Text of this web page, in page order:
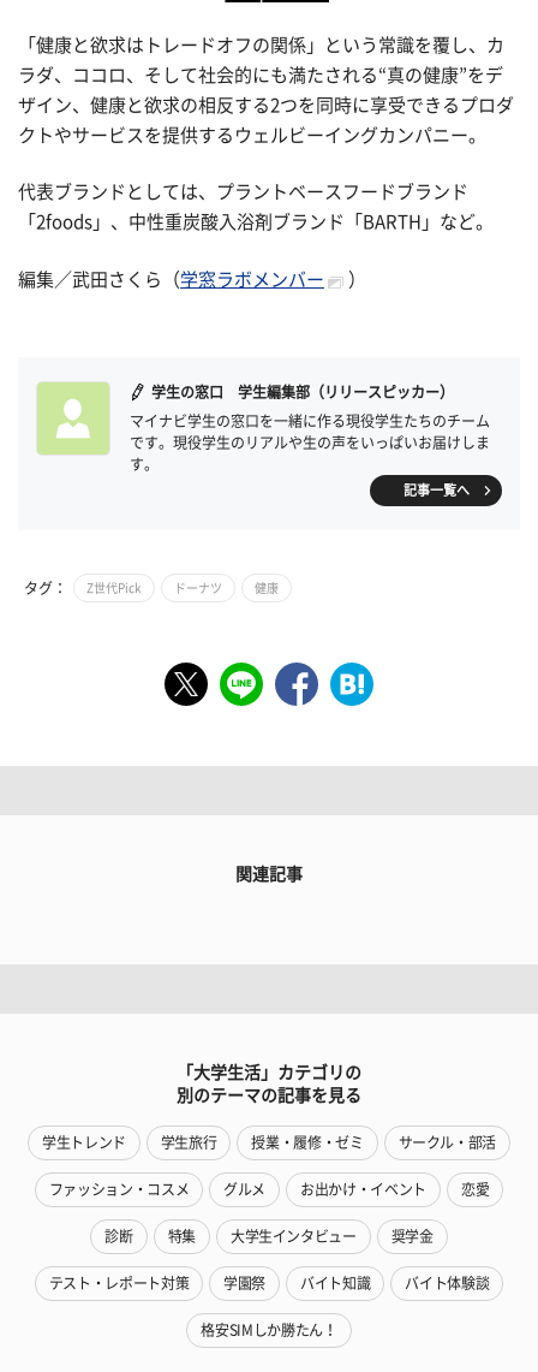
「健康と欲求はトレードオフの関係」という常識を覆し、カ
ラダ、ココロ、そして社会的にも満たされる“真の健康”をデ
ザイン、健康と欲求の相反する2つを同時に享受できるプロダ
クトやサービスを提供するウェルビーイングカンパニー。
代表ブランドとしては、プラントベースフードブランド
「2foods」、中性重炭酸入浴剤ブランド「BARTH」など。
編集／武田さくら（学窓ラボメンバー ）
学生の窓口 学生編集部（リリースピッカー）
マイナビ学生の窓口を一緒に作る現役学生たちのチーム
です。現役学生のリアルや生の声をいっぱいお届けしま
す。
記事一覧へ
タグ： Z世代Pick ドーナツ 健康
関連記事
「大学生活」カテゴリの
別のテーマの記事を見る
学生トレンド 学生旅行 授業・履修・ゼミ サークル・部活
ファッション・コスメ グルメ お出かけ・イベント 恋愛
診断 特集 大学生インタビュー 奨学金
テスト・レポート対策 学園祭 バイト知識 バイト体験談
格安SIMしか勝たん！